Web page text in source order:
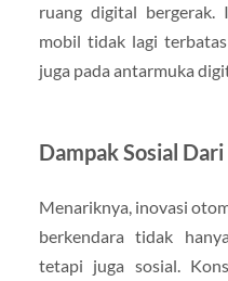
ruang digital bergerak.
mobil tidak lagi
juga pada antarmuka
Dampak Sosial
Menariknya, inovasi
berkendara tidak
tetapi juga sosial.